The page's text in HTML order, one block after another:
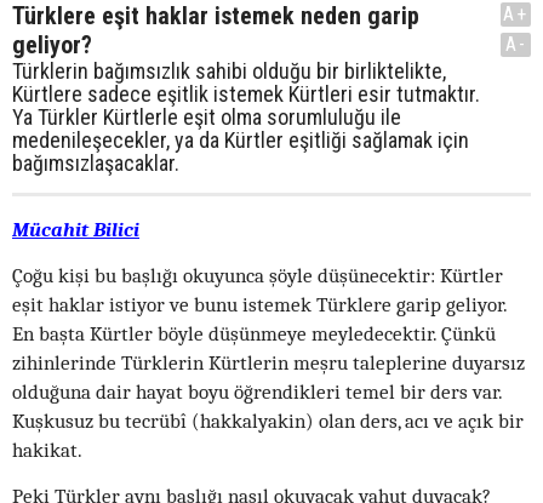
Türklere eşit haklar istemek neden garip
geliyor?
Türklerin bağımsızlık sahibi olduğu bir birliktelikte,
Kürtlere sadece eşitlik istemek Kürtleri esir tutmaktır.
Ya Türkler Kürtlerle eşit olma sorumluluğu ile
medenileşecekler, ya da Kürtler eşitliği sağlamak için
bağımsızlaşacaklar.
A+
A-
Mücahit Bilici
Çoğu kişi bu başlığı okuyunca şöyle düşünecektir: Kürtler
eşit haklar istiyor ve bunu istemek Türklere garip geliyor.
En başta Kürtler böyle düşünmeye meyledecektir. Çünkü
zihinlerinde Türklerin Kürtlerin meşru taleplerine duyarsız
olduğuna dair hayat boyu öğrendikleri temel bir ders var.
Kuşkusuz bu tecrübî (hakkalyakin) olan ders, acı ve açık bir
hakikat.
Peki Türkler aynı başlığı nasıl okuyacak yahut duyacak?